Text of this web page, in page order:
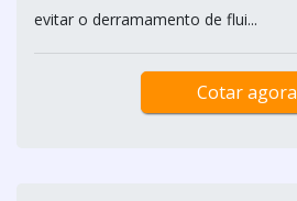
evitar o derramamento de flui...
Cotar agora